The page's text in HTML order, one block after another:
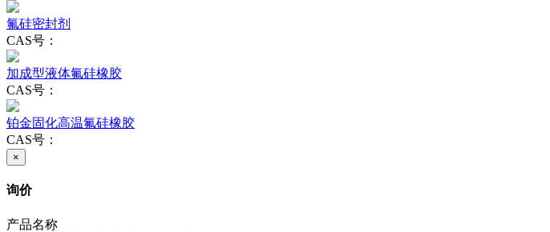
氟硅密封剂
CAS号：
加成型液体氟硅橡胶
CAS号：
铂金固化高温氟硅橡胶
CAS号：
×
询价
产品名称